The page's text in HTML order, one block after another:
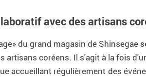
avec des artisans
du grand magasin de
artisans coréens. Il s'agit à la fois
accueillant régulièrement des